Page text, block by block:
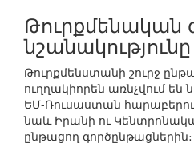
Թուրքմենական
նշանակությունը
Թուրքմենստանի շուրջ
ուղղակիորեն առնչվում
ԵՄ-Ռուսաստան
նաև Իրանի ու
ընթացող գործընթացներին։